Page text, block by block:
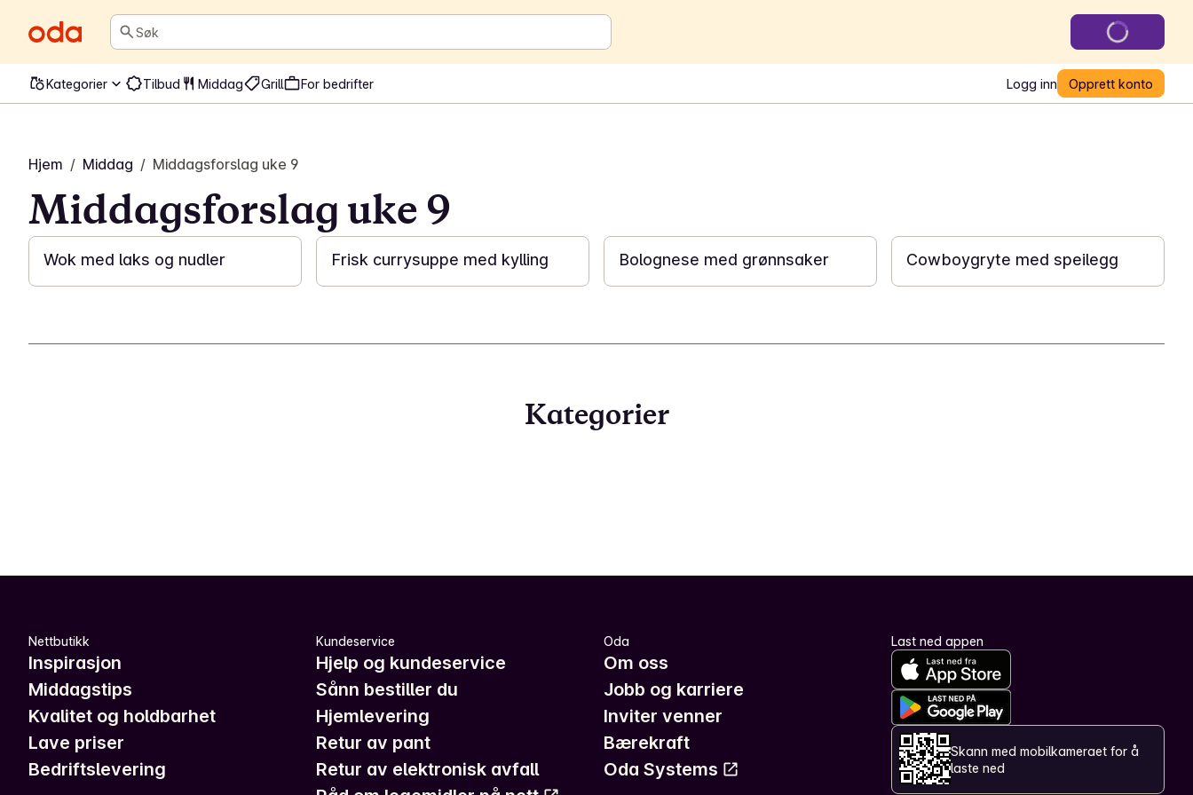
Søk
Kategorier Tilbud Middag Grill For bedrifter Logg inn Opprett konto
Hjem / Middag / Middagsforslag uke 9
Middagsforslag uke 9
25 min
Wok med laks og nudler
15 min
Frisk currysuppe med kylling Bolognese med grønnsaker Cowboygryte med speilegg
Kategorier
Nettbutikk
Inspirasjon
Middagstips
Kvalitet og holdbarhet
Lave priser
Bedriftslevering
Kundeservice
Hjelp og kundeservice
Sånn bestiller du
Hjemlevering
Retur av pant
Retur av elektronisk avfall
Oda
Om oss
Jobb og karriere
Inviter venner
Bærekraft
Oda Systems
Last ned appen
Skann med mobilkameraet for å
laste ned